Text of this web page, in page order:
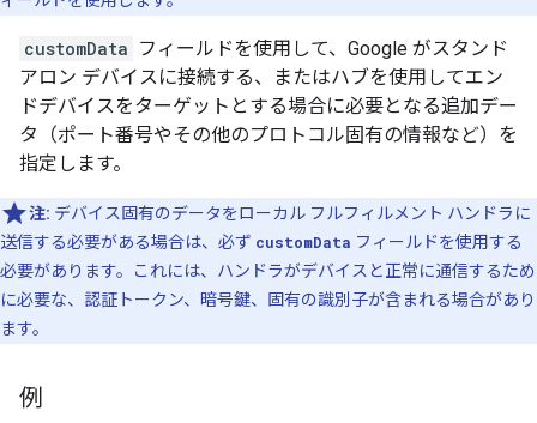
customData フィールドを使用して、Google がスタンド
アロン デバイスに接続する、またはハブを使用してエン
ドデバイスをターゲットとする場合に必要となる追加デー
タ（ポート番号やその他のプロトコル固有の情報など）を
指定します。
注: デバイス固有のデータをローカル フルフィルメント ハンドラに
送信する必要がある場合は、必ず customData フィールドを使用する
必要があります。これには、ハンドラがデバイスと正常に通信するため
に必要な、認証トークン、暗号鍵、固有の識別子が含まれる場合があり
ます。
例